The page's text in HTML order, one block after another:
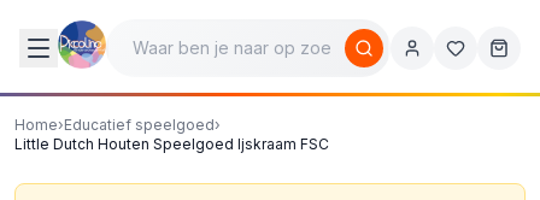
Home›Educatief speelgoed›
Little Dutch Houten Speelgoed Ijskraam FSC